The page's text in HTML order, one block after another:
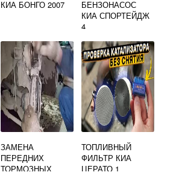
КИА БОНГО 2007
БЕНЗОНАСОС
КИА СПОРТЕЙДЖ
4
ЗАМЕНА
ПЕРЕДНИХ
ТОРМОЗНЫХ
ТОПЛИВНЫЙ
ФИЛЬТР КИА
ЦЕРАТО 1